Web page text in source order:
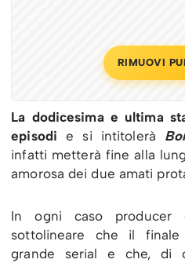
RIMUOVI
La dodicesima e ultima
episodi e si intitolerà
infatti metterà fine alla
amorosa dei due amati
In ogni caso producer
sottolineare che il
grande serial e che, di